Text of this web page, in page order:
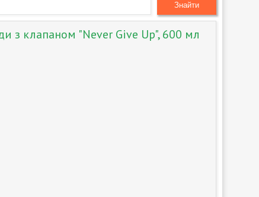
Знайти
з клапаном "Never Give Up", 600 мл